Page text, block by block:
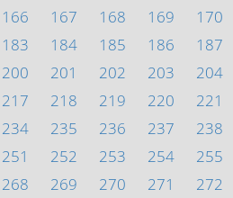
166 167 168 169 170
183 184 185 186 187
200 201 202 203 204
217 218 219 220 221
234 235 236 237 238
251 252 253 254 255
268 269 270 271 272